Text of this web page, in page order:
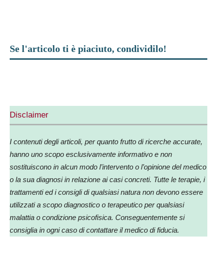
Se l'articolo ti è piaciuto, condividilo!
Disclaimer
I contenuti degli articoli, per quanto frutto di ricerche accurate,
hanno uno scopo esclusivamente informativo e non
sostituiscono in alcun modo l’intervento o l’opinione del medico
o la sua diagnosi in relazione ai casi concreti. Tutte le terapie, i
trattamenti ed i consigli di qualsiasi natura non devono essere
utilizzati a scopo diagnostico o terapeutico per qualsiasi
malattia o condizione psicofisica. Conseguentemente si
consiglia in ogni caso di contattare il medico di fiducia.